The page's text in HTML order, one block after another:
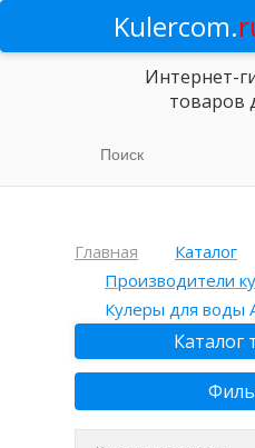
Kulercom.
Интернет-
товаров
Главная
Каталог
Производители
Кулеры для воды
Каталог